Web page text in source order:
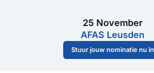
25 November
AFAS Leusden
Stuur jouw nominatie nu in